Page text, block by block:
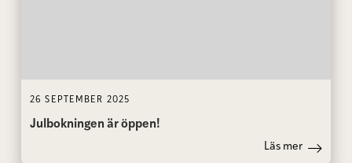
26 SEPTEMBER 2025
Julbokningen är öppen!
Läs mer